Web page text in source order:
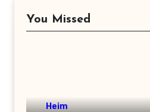
You Missed
Heim